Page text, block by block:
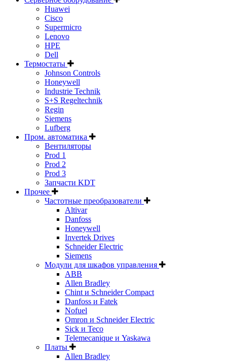
Huawei
Cisco
Supermicro
Lenovo
HPE
Dell
Термостаты
Johnson Controls
Honeywell
Industrie Technik
S+S Regeltechnik
Regin
Siemens
Lufberg
Пром. автоматика
Вентиляторы
Prod 1
Prod 2
Prod 3
Запчасти KDT
Прочее
Частотные преобразователи
Altivar
Danfoss
Honeywell
Invertek Drives
Schneider Electric
Siemens
Модули для шкафов управления
ABB
Allen Bradley
Chint и Schneider Compact
Danfoss и Fatek
Nofuel
Omron и Schneider Electric
Sick и Teco
Telemecanique и Yaskawa
Платы
Allen Bradley